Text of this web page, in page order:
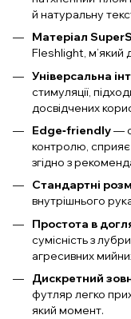
й натуральну
Матеріал
Fleshlight, м’який
Універсальна
стимуляції,
досвідчених
Edge‑friendly—
контролю, сприяє
згідно з
Стандартні
внутрішнього
Простота в
сумісність з
агресивних
Дискретний
футляр легко
який момент.